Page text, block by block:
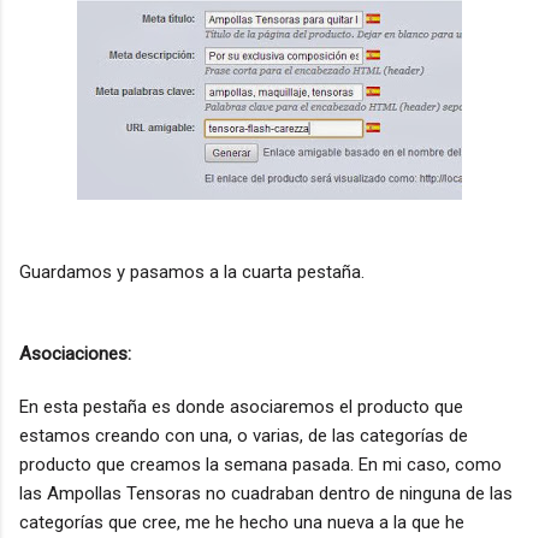
Guardamos y pasamos a la cuarta pestaña.
Asociaciones:
En esta pestaña es donde asociaremos el producto que
estamos creando con una, o varias, de las categorías de
producto que creamos la semana pasada. En mi caso, como
las Ampollas Tensoras no cuadraban dentro de ninguna de las
categorías que cree, me he hecho una nueva a la que he